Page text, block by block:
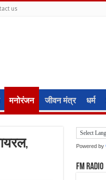
us
मनोरंजन जीवन मंत्र धर्म
Powered by
FM Radio